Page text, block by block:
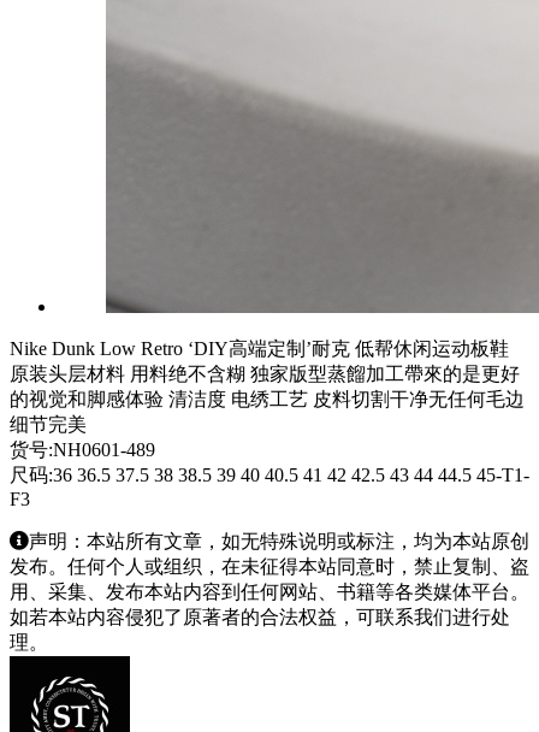
Nike Dunk Low Retro ‘DIY高端定制’耐克 低帮休闲运动板鞋
原装头层材料 用料绝不含糊 独家版型蒸餾加工帶來的是更好
的视觉和脚感体验 清洁度 电绣工艺 皮料切割干净无任何毛边
细节完美
货号:NH0601-489
尺码:36 36.5 37.5 38 38.5 39 40 40.5 41 42 42.5 43 44 44.5 45-T1-
F3
声明：本站所有文章，如无特殊说明或标注，均为本站原创
发布。任何个人或组织，在未征得本站同意时，禁止复制、盗
用、采集、发布本站内容到任何网站、书籍等各类媒体平台。
如若本站内容侵犯了原著者的合法权益，可联系我们进行处
理。